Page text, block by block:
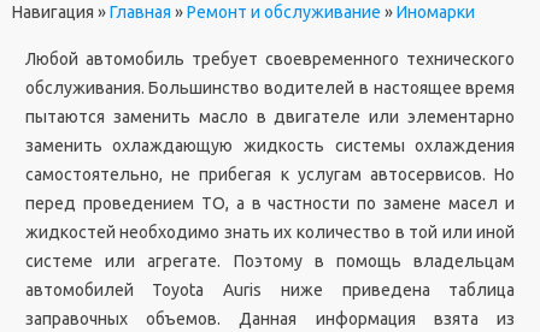
Навигация »Главная »Ремонт и обслуживание »Иномарки
Любой автомобиль требует своевременного технического
обслуживания. Большинство водителей в настоящее время
пытаются заменить масло в двигателе или элементарно
заменить охлаждающую жидкость системы охлаждения
самостоятельно, не прибегая к услугам автосервисов. Но
перед проведением ТО, а в частности по замене масел и
жидкостей необходимо знать их количество в той или иной
системе или агрегате. Поэтому в помощь владельцам
автомобилей Toyota Auris ниже приведена таблица
заправочных объемов. Данная информация взята из